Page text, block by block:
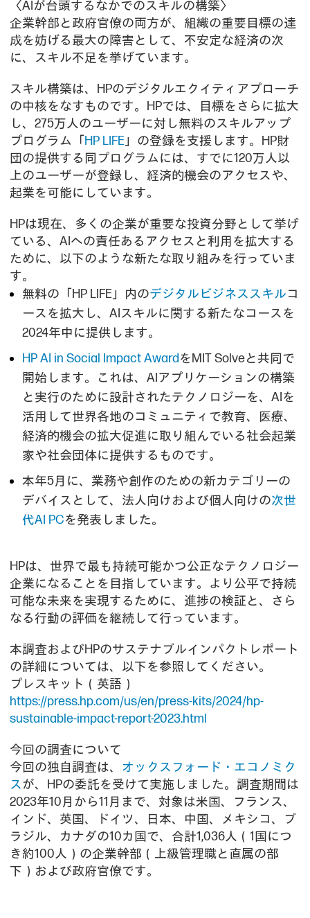
〈AIが台頭するなかでのスキルの構築〉
企業幹部と政府官僚の両方が、組織の重要目標の達
成を妨げる最大の障害として、不安定な経済の次
に、スキル不足を挙げています。
スキル構築は、HPのデジタルエクイティアプローチ
の中核をなすものです。HPでは、目標をさらに拡大
し、275万人のユーザーに対し無料のスキルアップ
プログラム「 HP LIFE」の登録を支援します。HP財
団の提供する同プログラムには、すでに120万人以
上のユーザーが登録し、経済的機会のアクセスや、
起業を可能にしています。
HPは現在、多くの企業が重要な投資分野として挙げ
ている、AIへの責任あるアクセスと利用を拡大する
ために、以下のような新たな取り組みを行っていま
す。
無料の「HP LIFE」内のデジタルビジネススキルコ
ースを拡大し、AIスキルに関する新たなコースを
2024年中に提供します。
HP AI in Social Impact AwardをMIT Solveと共同で
開始します。これは、AIアプリケーションの構築
と実行のために設計されたテクノロジーを、AIを
活用して世界各地のコミュニティで教育、医療、
経済的機会の拡大促進に取り組んでいる社会起業
家や社会団体に提供するものです。
本年5月に、業務や創作のための新カテゴリーの
デバイスとして、法人向けおよび個人向けの次世
代AI PCを発表しました。
HPは、世界で最も持続可能かつ公正なテクノロジー
企業になることを目指しています。より公平で持続
可能な未来を実現するために、進捗の検証と、さら
なる行動の評価を継続して行っています。
本調査およびHPのサステナブルインパクトレポート
の詳細については、以下を参照してください。
プレスキット（英語）
https://press.hp.com/us/en/press-kits/2024/hp-
sustainable-impact-report-2023.html
今回の調査について
今回の独自調査は、 オックスフォード・エコノミク
スが、HPの委託を受けて実施しました。調査期間は
2023年10月から11月まで、対象は米国、フランス、
インド、英国、ドイツ、日本、中国、メキシコ、ブ
ラジル、カナダの10カ国で、合計1,036人（1国につ
き約100人）の企業幹部（上級管理職と直属の部
下）および政府官僚です。